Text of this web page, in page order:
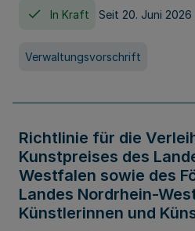
In Kraft Seit 20. Juni 2026
Verwaltungsvorschrift
Richtlinie für die
Kunstpreises des
Westfalen sowie des
Landes Nordrhein-
Künstlerinnen und